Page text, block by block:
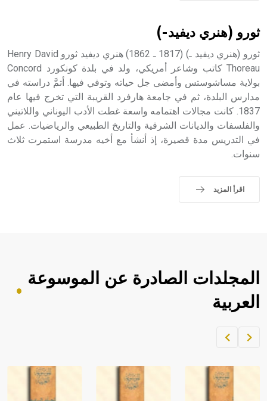
ثورو (هنري ديفيد-)
ثورو (هنري ديفيد ـ) (1817 ـ 1862) هنري ديفيد ثورو Henry David
Thoreau كاتب وشاعر أمريكي، ولد في بلدة كونكورد Concord
بولاية مساشوستس وأمضى جل حياته وتوفي فيها. أتمَّ دراسته في
مدارس البلدة، ثم في جامعة هارفرد القريبة التي تخرج فيها عام
1837. كانت مجالات اهتمامه واسعة غطت الأدب اليوناني واللاتيني
والفلسفات والديانات الشرقية والتاريخ الطبيعي والرياضيات. عمل
في التدريس مدة قصيرة، إذ أنشأ مع أخيه مدرسة استمرت ثلاث
سنوات.
اقرأ المزيد
المجلدات الصادرة عن الموسوعة
العربية